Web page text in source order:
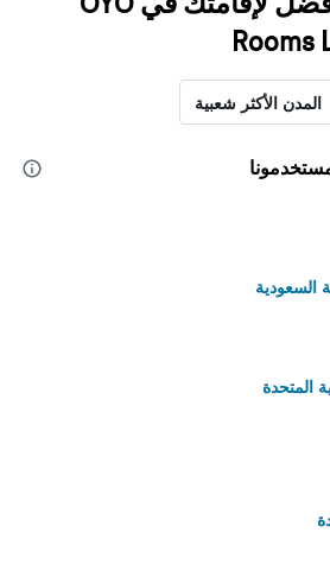
Rooms
المدن الأكثر شعبية
السعودية
المتحدة